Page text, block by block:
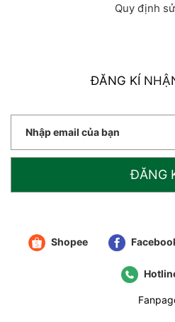
Quy định
ĐĂNG KÍ
ĐĂNG
Shopee